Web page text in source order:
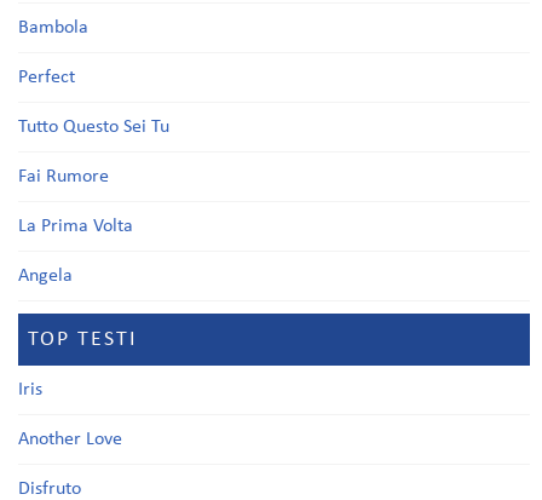
Bambola
Perfect
Tutto Questo Sei Tu
Fai Rumore
La Prima Volta
Angela
TOP TESTI
Iris
Another Love
Disfruto